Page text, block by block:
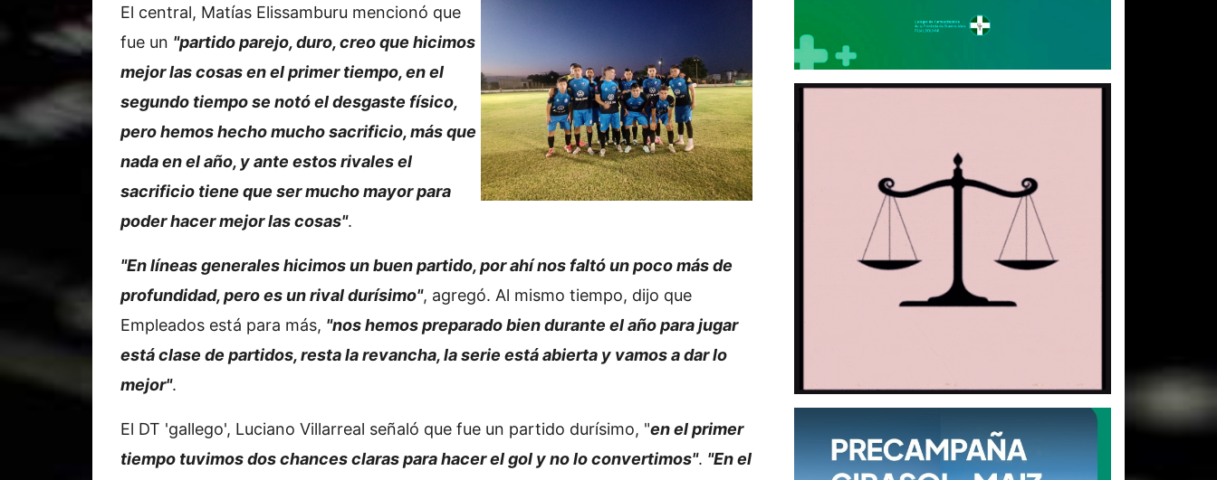
El central, Matías Elissamburu mencionó que
fue un "partido parejo, duro, creo que hicimos
mejor las cosas en el primer tiempo, en el
segundo tiempo se notó el desgaste físico,
pero hemos hecho mucho sacrificio, más que
nada en el año, y ante estos rivales el
sacrificio tiene que ser mucho mayor para
poder hacer mejor las cosas".
"En líneas generales hicimos un buen partido, por ahí nos faltó un poco más de
profundidad, pero es un rival durísimo", agregó. Al mismo tiempo, dijo que
Empleados está para más, "nos hemos preparado bien durante el año para jugar
está clase de partidos, resta la revancha, la serie está abierta y vamos a dar lo
mejor".
El DT 'gallego', Luciano Villarreal señaló que fue un partido durísimo, "en el primer
tiempo tuvimos dos chances claras para hacer el gol y no lo convertimos". "En el